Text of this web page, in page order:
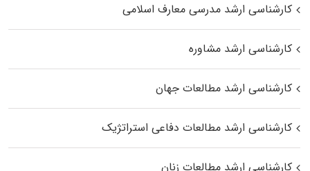
کارشناسی ارشد مدرسی معارف اسلامی
کارشناسی ارشد مشاوره
کارشناسی ارشد مطالعات جهان
کارشناسی ارشد مطالعات دفاعی استراتژیک
کارشناسی ارشد مطالعات زنان